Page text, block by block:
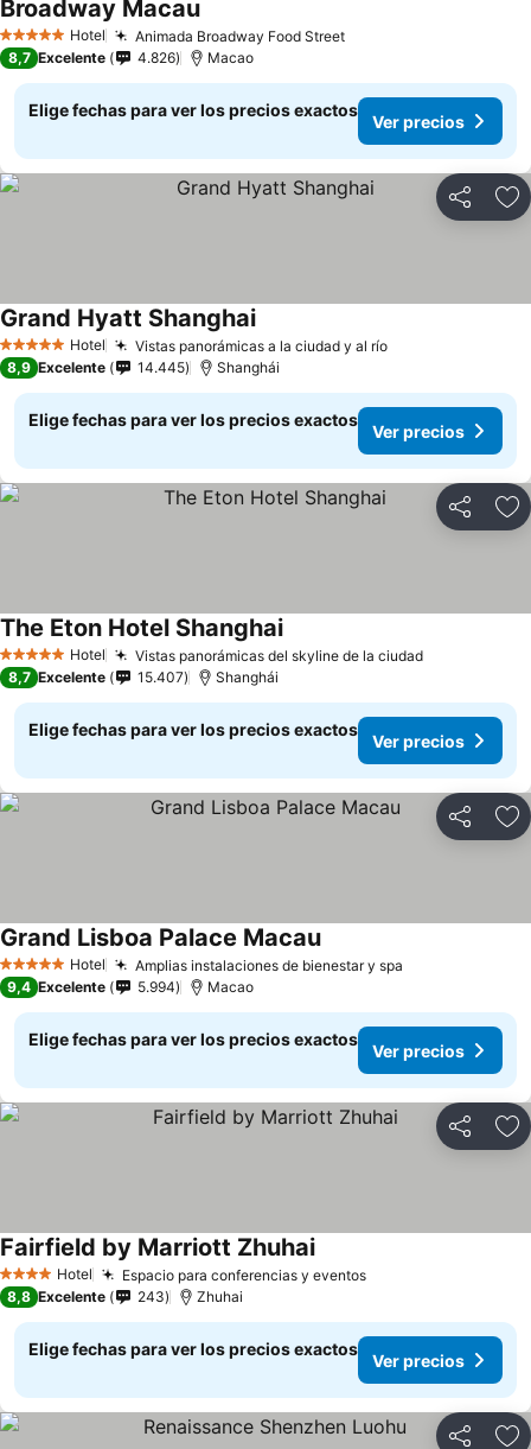
5 Estrellas Hotel Animada Broadway Food Street
Broadway Macau
8,7 Excelente 4.826 Macao
Elige fechas para ver los precios exactos
Ver precios
Compartir
5 Estrellas Hotel Vistas panorámicas a la ciudad y al río
Grand Hyatt Shanghai
8,9 Excelente 14.445 Shanghái
Elige fechas para ver los precios exactos
Ver precios
Compartir
5 Estrellas Hotel Vistas panorámicas del skyline de la ciudad
The Eton Hotel Shanghai
8,7 Excelente 15.407 Shanghái
Elige fechas para ver los precios exactos
Ver precios
Compartir
5 Estrellas Hotel Amplias instalaciones de bienestar y spa
Grand Lisboa Palace Macau
9,4 Excelente 5.994 Macao
Elige fechas para ver los precios exactos
Ver precios
Compartir
4 EstrellasHotel Espacio para conferencias y eventos
Fairfield by Marriott Zhuhai
8,8 Excelente 243 Zhuhai
Elige fechas para ver los precios exactos
Ver precios